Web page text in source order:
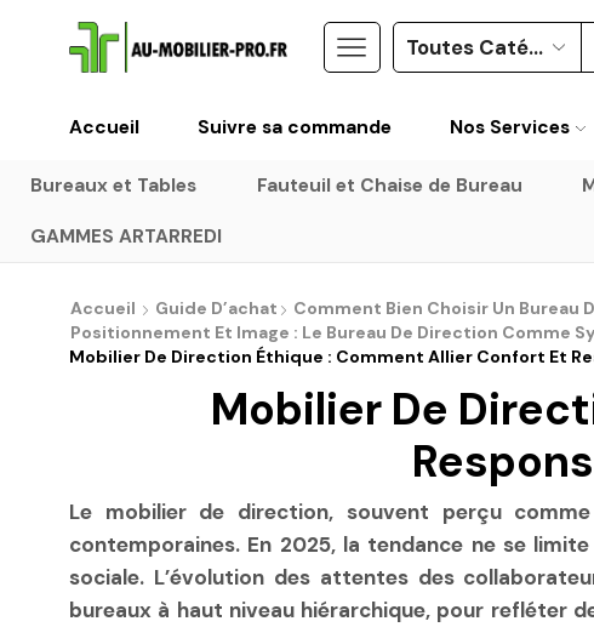
Accueil Suivre sa commande Nos Services
Bureaux et Tables Fauteuil et Chaise de Bureau
GAMMES ARTARREDI
Accueil Guide D’achat
Comment Bien Choisir Un Bureau
Positionnement Et Image : Le Bureau De Direction Comme
Mobilier De Direction Éthique : Comment Allier Confort Et
Mobilier De
Le mobilier de direction, souvent perçu
contemporaines. En 2025, la tendance ne se
sociale. L’évolution des attentes des
bureaux à haut niveau hiérarchique, pour refléter